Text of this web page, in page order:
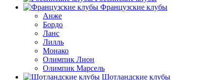
Французские клубы
Анже
Бордо
Ланс
Лилль
Монако
Олимпик Лион
Олимпик Марсель
Шотландские клубы